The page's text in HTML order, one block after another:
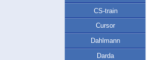
CS-train
Cursor
Dahlmann
Darda